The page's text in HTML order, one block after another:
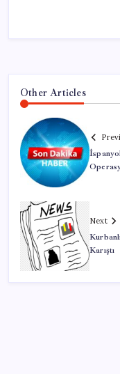
Other Articles
Next
Karıştı